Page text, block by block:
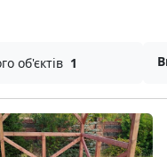
об'єктів 1